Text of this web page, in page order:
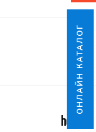
ОНЛАЙН КАТАЛОГ